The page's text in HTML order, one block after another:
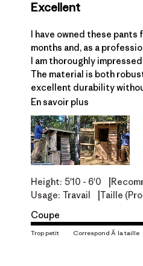
Excellent
I have owned these
months and, as a
I am thoroughly
The material is both
excellent durability
En savoir plus
Height: 5'10 - 6'0
Usage: Travail Taille
Coupe